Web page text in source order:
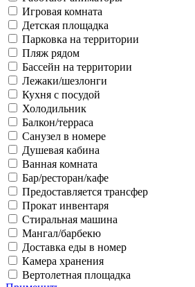
Игровая комната
Детская площадка
Парковка на территории
Пляж рядом
Бассейн на территории
Лежаки/шезлонги
Кухня с посудой
Холодильник
Балкон/терраса
Санузел в номере
Душевая кабина
Ванная комната
Бар/ресторан/кафе
Предоставляется трансфер
Прокат инвентаря
Стиральная машина
Мангал/барбекю
Доставка еды в номер
Камера хранения
Вертолетная площадка